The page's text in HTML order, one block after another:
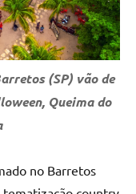
(SP) vão de
Queima do
no Barretos